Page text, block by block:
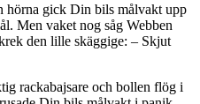
hörna gick Din bils målvakt upp
Men vaket nog såg Webben
den lille skäggige: – Skjut
rackabajsare och bollen flög i